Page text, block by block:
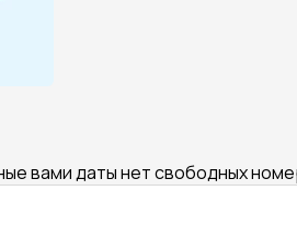
вами даты нет свободных